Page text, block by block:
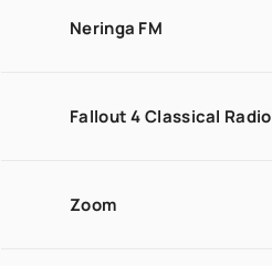
Neringa FM
Fallout 4 Classical Radio
Zoom